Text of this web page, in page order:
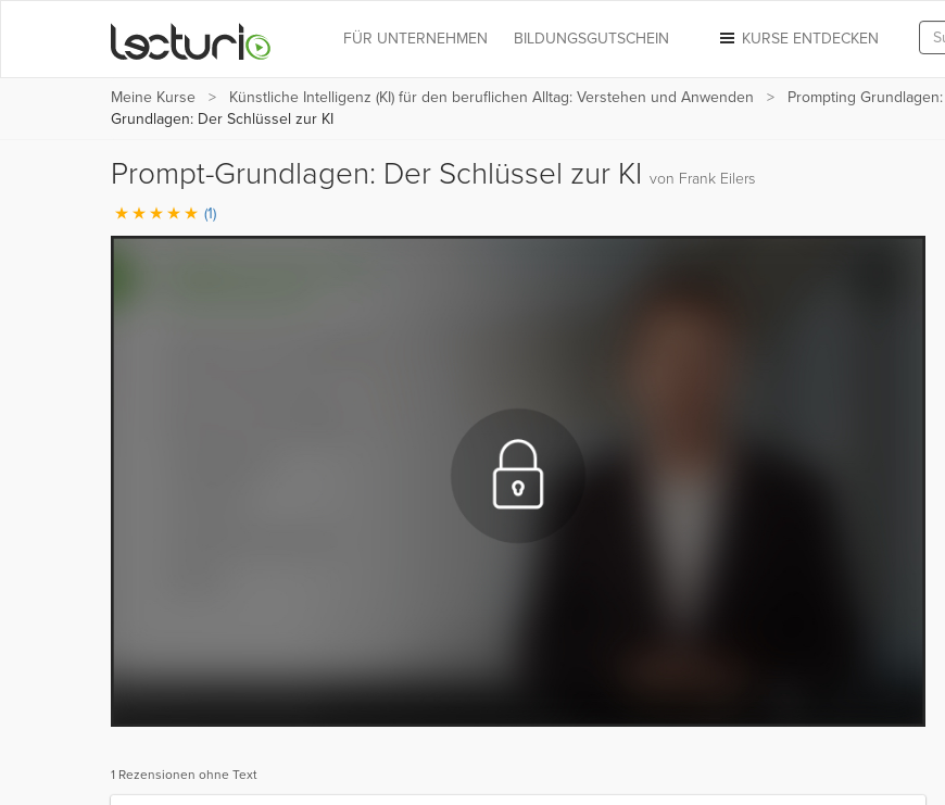
KURSE ENTDECKEN
FÜR UNTERNEHMEN BILDUNGSGUTSCHEIN
Meine Kurse Künstliche Intelligenz (KI) für den beruflichen Alltag: Verstehen und Anwenden Prompting
Grundlagen: Der Schlüssel zur KI
Prompt-Grundlagen: Der Schlüssel zur KI von Frank Eilers
(1)
1 Rezensionen ohne Text